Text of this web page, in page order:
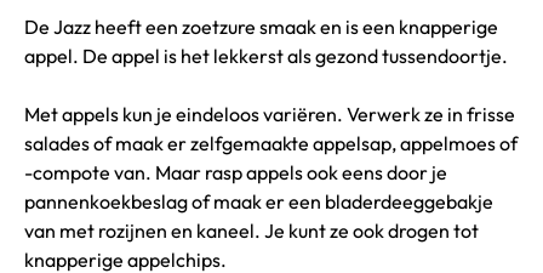
De Jazz heeft een zoetzure smaak en is een knapperige
appel. De appel is het lekkerst als gezond tussendoortje.
Met appels kun je eindeloos variëren. Verwerk ze in frisse
salades of maak er zelfgemaakte appelsap, appelmoes of
-compote van. Maar rasp appels ook eens door je
pannenkoekbeslag of maak er een bladerdeeggebakje
van met rozijnen en kaneel. Je kunt ze ook drogen tot
knapperige appelchips.